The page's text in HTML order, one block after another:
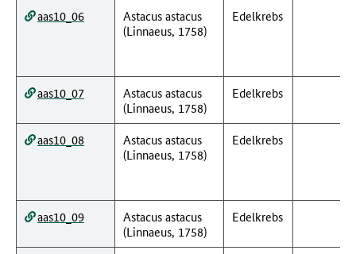
aas10_06
Astacus astacus
(Linnaeus, 1758)
Edelkrebs
aas10_07
Astacus astacus
(Linnaeus, 1758)
Edelkrebs
aas10_08
Astacus astacus
(Linnaeus, 1758)
Edelkrebs
aas10_09
Astacus astacus
(Linnaeus, 1758)
Edelkrebs